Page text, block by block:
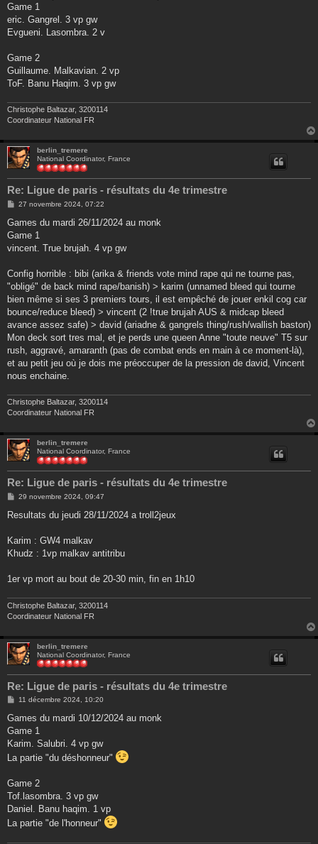
a
g
Game 1
eric. Gangrel. 3 vp gw
Evgueni. Lasombra. 2 v
Game 2
Guillaume. Malkavian. 2 vp
ToF. Banu Haqim. 3 vp gw
Christophe Baltazar, 3200114
Coordinateur National FR
berlin_tremere
National Coordinator, France
Re: Ligue de paris - résultats du 4e trimestre
M
s
a
g
27 novembre 2024, 07:22
Games du mardi 26/11/2024 au monk
Game 1
vincent. True brujah. 4 vp gw
Config horrible : bibi (arika & friends vote mind rape qui ne tourne pas,
"obligé" de back mind rape/banish) > karim (unnamed bleed qui tourne
bien même si ses 3 premiers tours, il est empêché de jouer enkil cog car
bounce/reduce bleed) > vincent (2 !true brujah AUS & midcap bleed
avance assez safe) > david (ariadne & gangrels thing/rush/wallish baston)
Mon deck sort tres mal, et je perds une queen Anne "toute neuve" T5 sur
rush, aggravé, amaranth (pas de combat ends en main à ce moment-là),
et au petit jeu où je dois me préoccuper de la pression de david, Vincent
nous enchaine.
Christophe Baltazar, 3200114
Coordinateur National FR
berlin_tremere
National Coordinator, France
Re: Ligue de paris - résultats du 4e trimestre
M
s
g
29 novembre 2024, 09:47
Resultats du jeudi 28/11/2024 a troll2jeux
Karim : GW4 malkav
Khudz : 1vp malkav antitribu
1er vp mort au bout de 20-30 min, fin en 1h10
Christophe Baltazar, 3200114
Coordinateur National FR
berlin_tremere
National Coordinator, France
Re: Ligue de paris - résultats du 4e trimestre
M
s
a
g
11 décembre 2024, 10:20
Games du mardi 10/12/2024 au monk
Game 1
Karim. Salubri. 4 vp gw
La partie "du déshonneur"
Game 2
Tof.lasombra. 3 vp gw
Daniel. Banu haqim. 1 vp
La partie "de l'honneur"